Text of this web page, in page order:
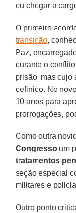
ou chegar a
O primeiro
transição,
Paz,
durante o
prisão, mas cujo
definido. No
10 anos para
prorrogações,
Como outra
Congresso um
tratamentos
seção especial
militares e
Outro ponto